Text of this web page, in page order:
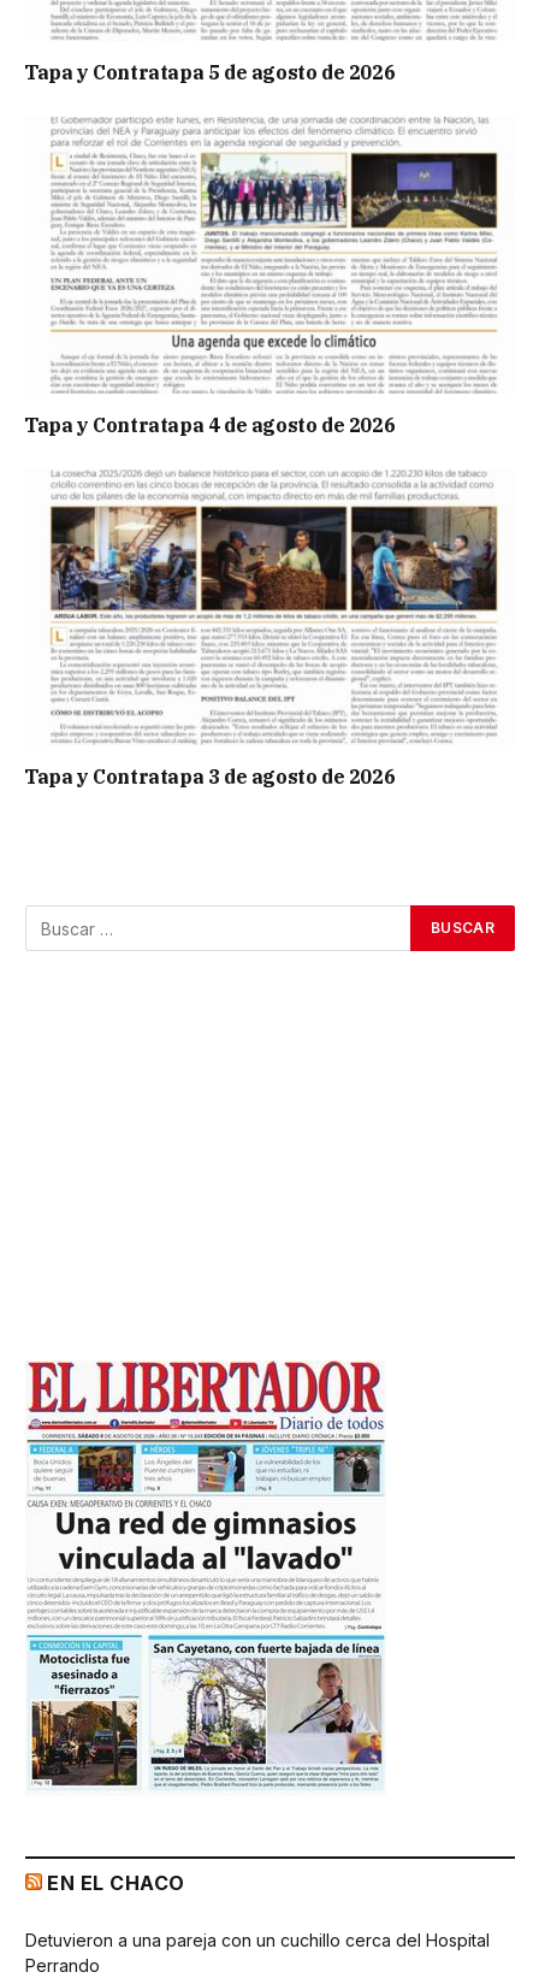
Tapa y Contratapa 5 de agosto de 2026
Tapa y Contratapa 4 de agosto de 2026
Tapa y Contratapa 3 de agosto de 2026
EN EL CHACO
Detuvieron a una pareja con un cuchillo cerca del Hospital
Perrando